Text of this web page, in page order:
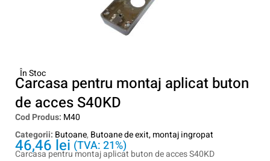
În Stoc
Carcasa pentru montaj aplicat buton
de acces S40KD
Cod Produs: M40
Categorii: Butoane, Butoane de exit, montaj ingropat
46,46 lei (TVA: 21%)
Carcasa pentru montaj aplicat buton de acces S40KD